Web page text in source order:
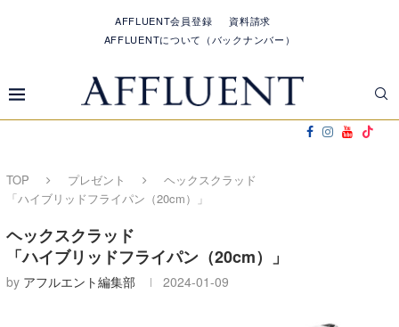
AFFLUENT会員登録
資料請求
AFFLUENTについて（バックナンバー）
TOP プレゼント
ヘックスクラッド
「ハイブリッドフライパン（20cm）」
ヘックスクラッド
「ハイブリッドフライパン（20cm）」
by アフルエント編集部 2024-01-09